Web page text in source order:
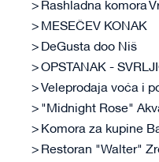
Rashladna komora
MESEČEV KONAK
DeGusta doo Niš
OPSTANAK -
Veleprodaja voća i
"Midnight Rose"
Komora za kupine
Restoran "Walter"